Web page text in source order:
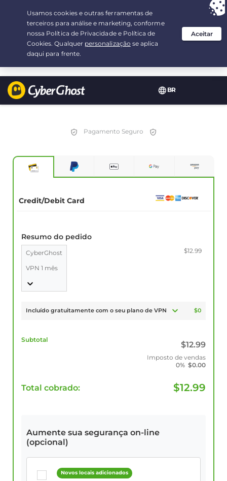
BR
Sua escolha: a melhor ofertapor 2.1666666666667-ano(s) a $
/mês
Pagamento Seguro
Credit/Debit Card
Resumo do pedido
CyberGhost
VPN 1 mês
$12.99
Incluído gratuitamente com o seu plano de VPN $0
Subtotal
$12.99
Imposto de vendas
0% $0.00
Total cobrado: $12.99
Aumente sua segurança on-line
(opcional)
Novos locais adicionados